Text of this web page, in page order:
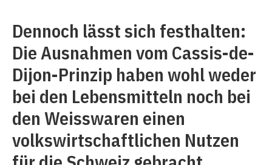
Dennoch lässt sich festhalten:
Die Ausnahmen vom Cassis-de-
Dijon-Prinzip haben wohl weder
bei den Lebensmitteln noch bei
den Weisswaren einen
volkswirtschaftlichen Nutzen